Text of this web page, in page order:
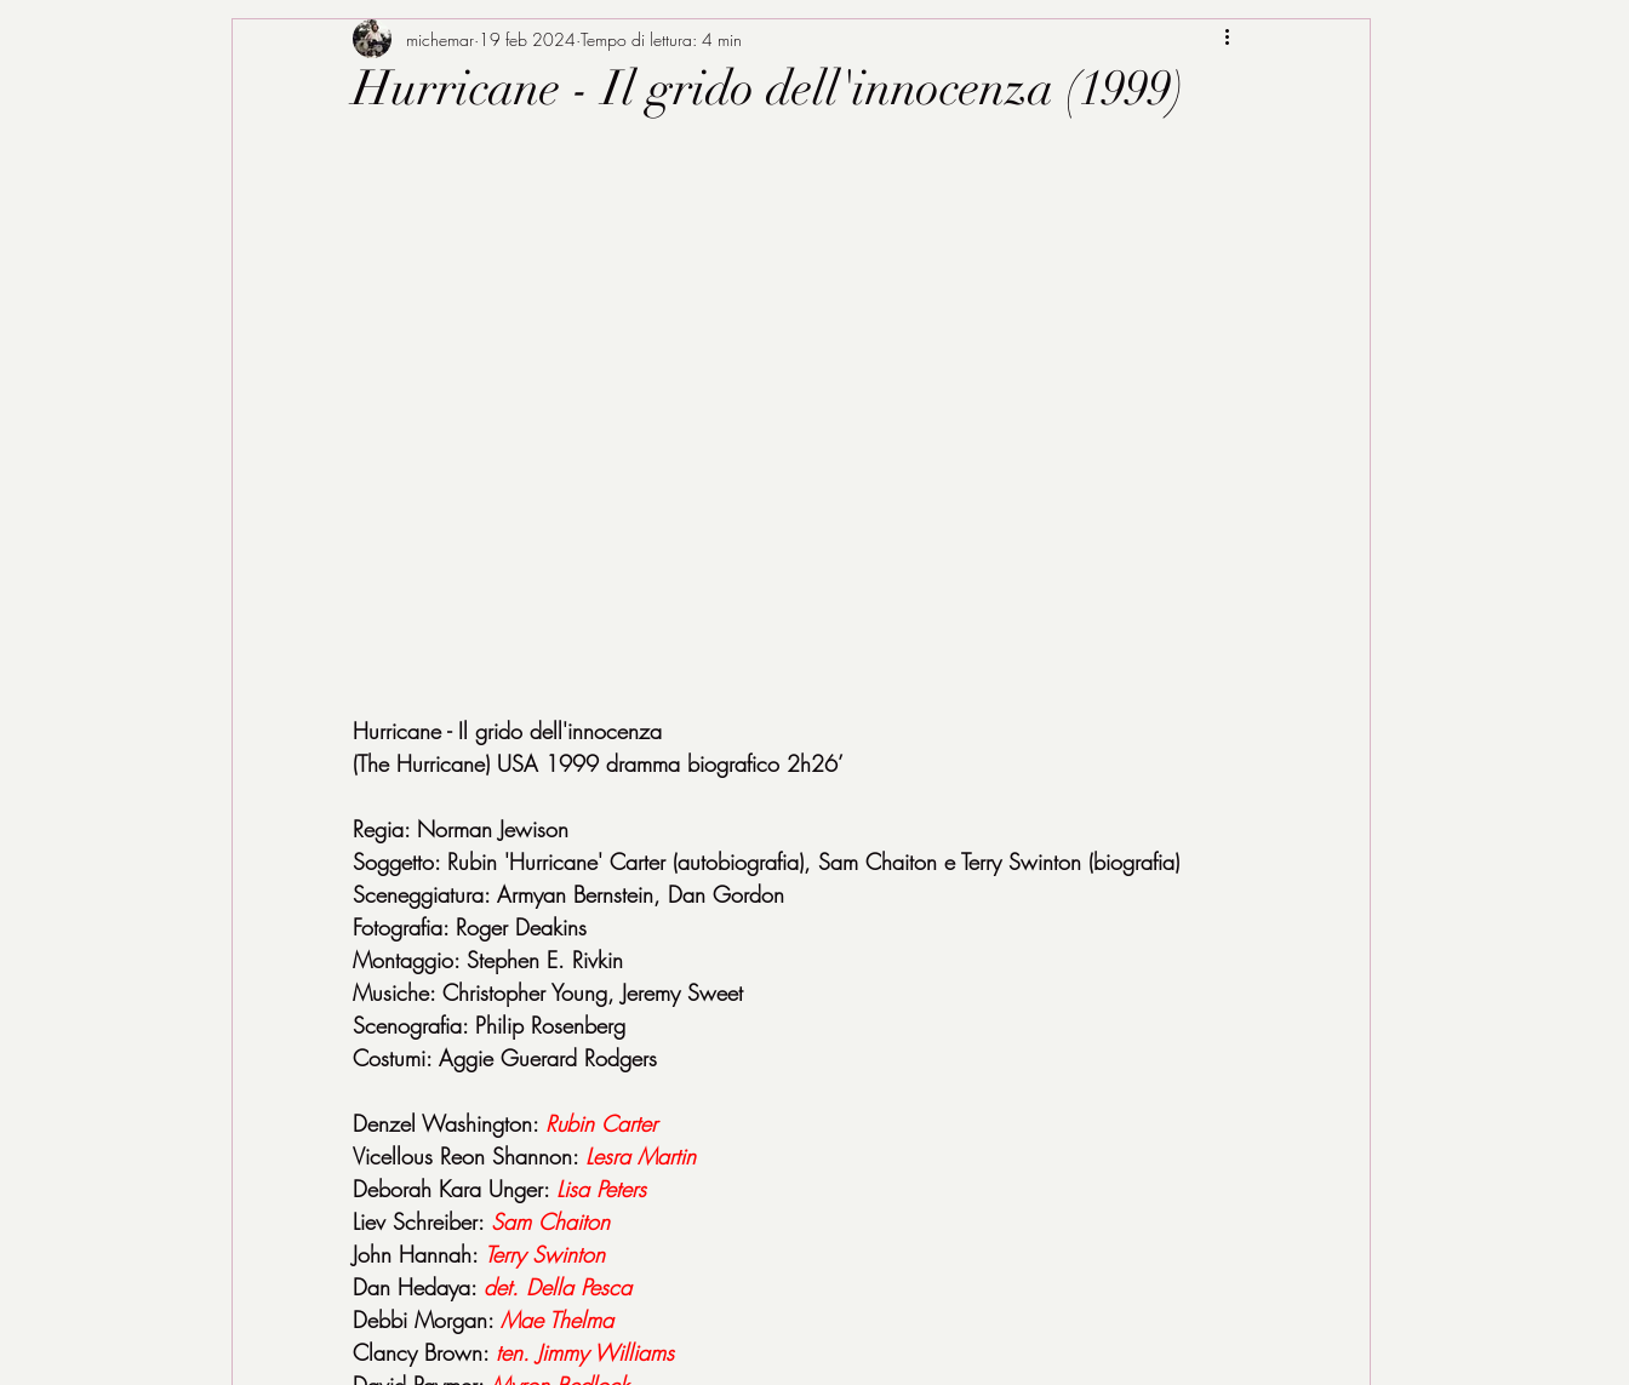
Hurricane - Il grido dell'innocenza (1999)
michemar 19 feb 2024 Tempo di lettura: 4 min
Hurricane - Il grido dell'innocenza
(The Hurricane) USA 1999 dramma biografico 2h26’
Regia: Norman Jewison
Soggetto: Rubin 'Hurricane' Carter (autobiografia), Sam Chaiton e Terry Swinton (biografia)
Sceneggiatura: Armyan Bernstein, Dan Gordon
Fotografia: Roger Deakins
Montaggio: Stephen E. Rivkin
Musiche: Christopher Young, Jeremy Sweet
Scenografia: Philip Rosenberg
Costumi: Aggie Guerard Rodgers
Denzel Washington: Rubin Carter
Vicellous Reon Shannon: Lesra Martin
Deborah Kara Unger: Lisa Peters
Liev Schreiber: Sam Chaiton
John Hannah: Terry Swinton
Dan Hedaya: det. Della Pesca
Debbi Morgan: Mae Thelma
Clancy Brown: ten. Jimmy Williams